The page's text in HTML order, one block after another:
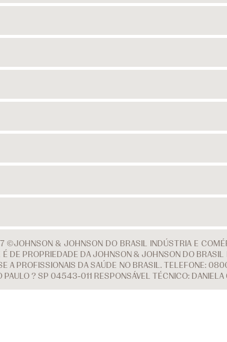
& JOHNSON DO BRASIL INDÚSTRIA E
DE PROPRIEDADE DA JOHNSON & JOHNSON DO
A PROFISSIONAIS DA SAÚDE NO BRASIL. TELEFONE:
? SP 04543-011 RESPONSÁVEL TÉCNICO: